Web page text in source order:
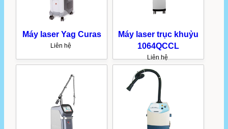
Máy laser Yag Curas
Liên hệ
Máy laser trục khuỷu
1064QCCL
Liên hệ